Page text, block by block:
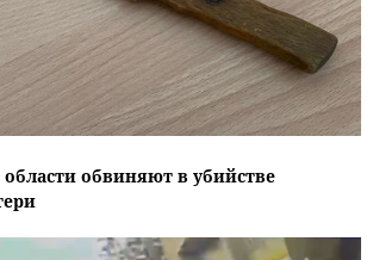
обвиняют в убийстве